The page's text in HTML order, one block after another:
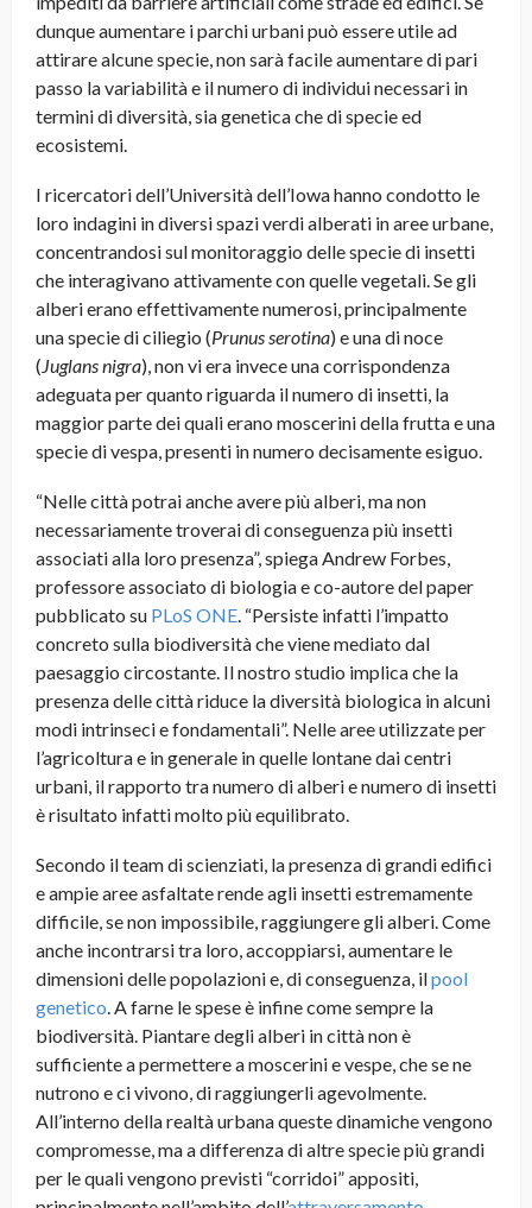
dunque aumentare i parchi urbani può essere utile ad
attirare alcune specie, non sarà facile aumentare di pari
passo la variabilità e il numero di individui necessari in
termini di diversità, sia genetica che di specie ed
ecosistemi.
I ricercatori dell’Università dell’Iowa hanno condotto le
loro indagini in diversi spazi verdi alberati in aree urbane,
concentrandosi sul monitoraggio delle specie di insetti
che interagivano attivamente con quelle vegetali. Se gli
alberi erano effettivamente numerosi, principalmente
una specie di ciliegio (Prunus serotina) e una di noce
(Juglans nigra), non vi era invece una corrispondenza
adeguata per quanto riguarda il numero di insetti, la
maggior parte dei quali erano moscerini della frutta e una
specie di vespa, presenti in numero decisamente esiguo.
“Nelle città potrai anche avere più alberi, ma non
necessariamente troverai di conseguenza più insetti
associati alla loro presenza”, spiega Andrew Forbes,
professore associato di biologia e co-autore del paper
pubblicato su PLoS ONE. “Persiste infatti l’impatto
concreto sulla biodiversità che viene mediato dal
paesaggio circostante. Il nostro studio implica che la
presenza delle città riduce la diversità biologica in alcuni
modi intrinseci e fondamentali”. Nelle aree utilizzate per
l’agricoltura e in generale in quelle lontane dai centri
urbani, il rapporto tra numero di alberi e numero di insetti
è risultato infatti molto più equilibrato.
Secondo il team di scienziati, la presenza di grandi edifici
e ampie aree asfaltate rende agli insetti estremamente
difficile, se non impossibile, raggiungere gli alberi. Come
anche incontrarsi tra loro, accoppiarsi, aumentare le
dimensioni delle popolazioni e, di conseguenza, ilpool
genetico. A farne le spese è infine come sempre la
biodiversità. Piantare degli alberi in città non è
sufficiente a permettere a moscerini e vespe, che se ne
nutrono e ci vivono, di raggiungerli agevolmente.
All’interno della realtà urbana queste dinamiche vengono
compromesse, ma a differenza di altre specie più grandi
per le quali vengono previsti “corridoi” appositi,